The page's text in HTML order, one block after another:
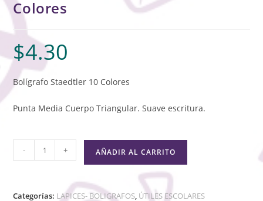
Colores
$4.30
Bolígrafo Staedtler 10 Colores
Punta Media Cuerpo Triangular. Suave escritura.
- + AÑADIR AL CARRITO
Categorías: LAPICES- BOLIGRAFOS, ÚTILES ESCOLARES